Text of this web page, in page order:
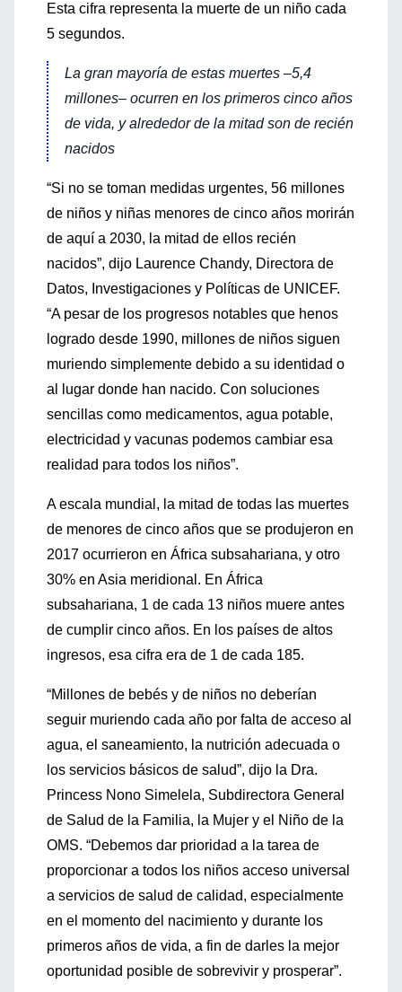
Esta cifra representa la muerte de un niño cada
5 segundos.
La gran mayoría de estas muertes –5,4
millones– ocurren en los primeros cinco años
de vida, y alrededor de la mitad son de recién
nacidos
“Si no se toman medidas urgentes, 56 millones
de niños y niñas menores de cinco años morirán
de aquí a 2030, la mitad de ellos recién
nacidos”, dijo Laurence Chandy, Directora de
Datos, Investigaciones y Políticas de UNICEF.
“A pesar de los progresos notables que henos
logrado desde 1990, millones de niños siguen
muriendo simplemente debido a su identidad o
al lugar donde han nacido. Con soluciones
sencillas como medicamentos, agua potable,
electricidad y vacunas podemos cambiar esa
realidad para todos los niños”.
A escala mundial, la mitad de todas las muertes
de menores de cinco años que se produjeron en
2017 ocurrieron en África subsahariana, y otro
30% en Asia meridional. En África
subsahariana, 1 de cada 13 niños muere antes
de cumplir cinco años. En los países de altos
ingresos, esa cifra era de 1 de cada 185.
“Millones de bebés y de niños no deberían
seguir muriendo cada año por falta de acceso al
agua, el saneamiento, la nutrición adecuada o
los servicios básicos de salud”, dijo la Dra.
Princess Nono Simelela, Subdirectora General
de Salud de la Familia, la Mujer y el Niño de la
OMS. “Debemos dar prioridad a la tarea de
proporcionar a todos los niños acceso universal
a servicios de salud de calidad, especialmente
en el momento del nacimiento y durante los
primeros años de vida, a fin de darles la mejor
oportunidad posible de sobrevivir y prosperar”.